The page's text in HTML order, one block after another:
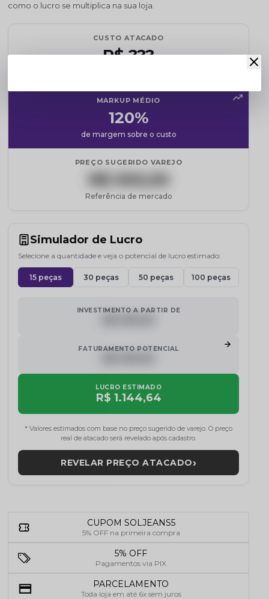
como o lucro se multiplica na sua loja.
CUSTO ATACADO
R$ ???
MARKUP MÉDIO
120%
de margem sobre o custo
PREÇO SUGERIDO VAREJO
R$ 000,00
Referência de mercado
Simulador de Lucro
Selecione a quantidade e veja o potencial de lucro estimado:
15 peças 30 peças 50 peças 100 peças
INVESTIMENTO A PARTIR DE
FATURAMENTO POTENCIAL
LUCRO ESTIMADO
R$ 1.144,64
* Valores estimados com base no preço sugerido de varejo. O preço
real de atacado será revelado após cadastro.
REVELAR PREÇO ATACADO›
CUPOM SOLJEANS5
5% OFF na primeira compra
5% OFF
Pagamentos via PIX
PARCELAMENTO
Toda loja em até 6x sem juros